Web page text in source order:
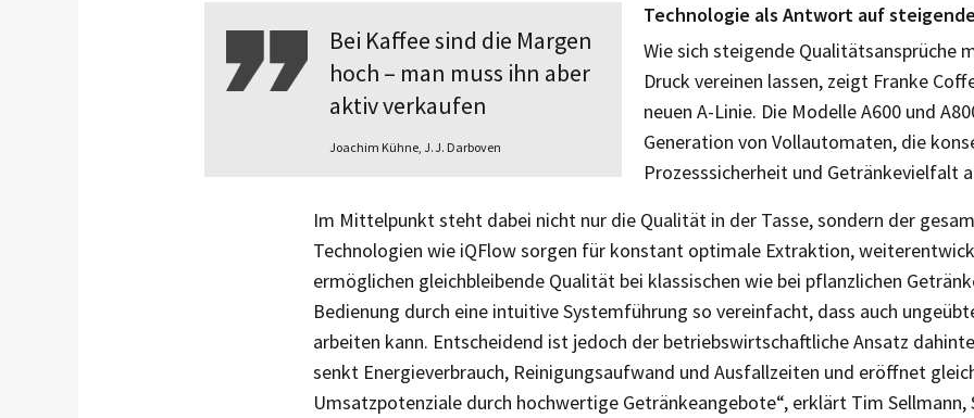
Bei Kaffee sind die Margen
hoch – man muss ihn aber
aktiv verkaufen
Joachim Kühne, J. J. Darboven
Technologie als Antwort auf
Wie sich steigende Qualitätsansprüche
Druck vereinen lassen, zeigt Franke
neuen A-Linie. Die Modelle A600 und
Generation von Vollautomaten, die
Prozesssicherheit und Getränkevielfalt
Im Mittelpunkt steht dabei nicht nur die Qualität in der Tasse, sondern der
Technologien wie iQFlow sorgen für konstant optimale Extraktion,
ermöglichen gleichbleibende Qualität bei klassischen wie bei pflanzlichen
Bedienung durch eine intuitive Systemführung so vereinfacht, dass auch
arbeiten kann. Entscheidend ist jedoch der betriebswirtschaftliche Ansatz
senkt Energieverbrauch, Reinigungsaufwand und Ausfallzeiten und eröffnet
Umsatzpotenziale durch hochwertige Getränkeangebote“, erklärt Tim Sellmann,